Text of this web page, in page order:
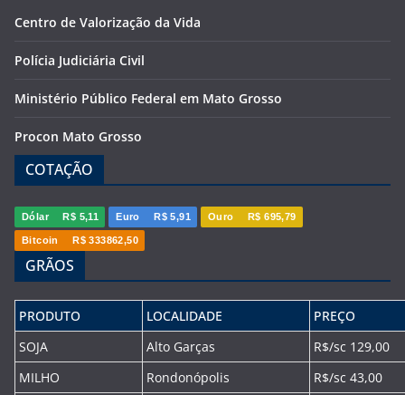
Centro de Valorização da Vida
Polícia Judiciária Civil
Ministério Público Federal em Mato Grosso
Procon Mato Grosso
COTAÇÃO
Dólar R$ 5,11 Euro R$ 5,91 Ouro R$ 695,79
Bitcoin R$ 333862,50
GRÃOS
PRODUTO LOCALIDADE
PREÇO
SOJA
Alto Garças
R$/sc 129,00
MILHO
Rondonópolis
R$/sc 43,00